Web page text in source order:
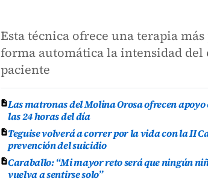
Esta técnica ofrece una terapia
forma automática la intensidad
paciente
Las matronas del Molina Orosa ofrecen
las 24 horas del día
Teguise volverá a correr por la vida con la II
prevención del suicidio
Caraballo: “Mi mayor reto será que ningún
vuelva a sentirse solo”